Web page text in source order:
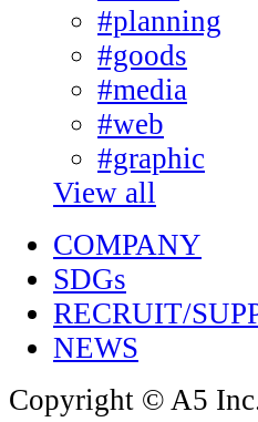
#planning
#goods
#media
#web
#graphic
View all
COMPANY
SDGs
RECRUIT/
NEWS
Copyright © A5